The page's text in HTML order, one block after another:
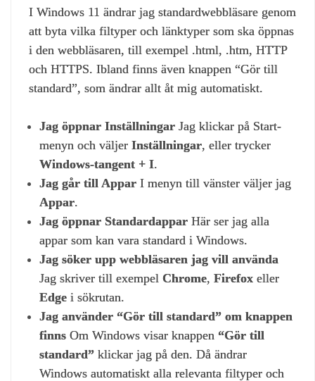
I Windows 11 ändrar jag standardwebbläsare genom
att byta vilka filtyper och länktyper som ska öppnas
i den webbläsaren, till exempel .html, .htm, HTTP
och HTTPS. Ibland finns även knappen “Gör till
standard”, som ändrar allt åt mig automatiskt.
Jag öppnar Inställningar Jag klickar på Start-
menyn och väljer Inställningar, eller trycker
Windows‑tangent + I.
Jag går till Appar I menyn till vänster väljer jag
Appar.
Jag öppnar Standardappar Här ser jag alla
appar som kan vara standard i Windows.
Jag söker upp webbläsaren jag vill använda
Jag skriver till exempel Chrome, Firefox eller
Edge i sökrutan.
Jag använder “Gör till standard” om knappen
finns Om Windows visar knappen “Gör till
standard” klickar jag på den. Då ändrar
Windows automatiskt alla relevanta filtyper och